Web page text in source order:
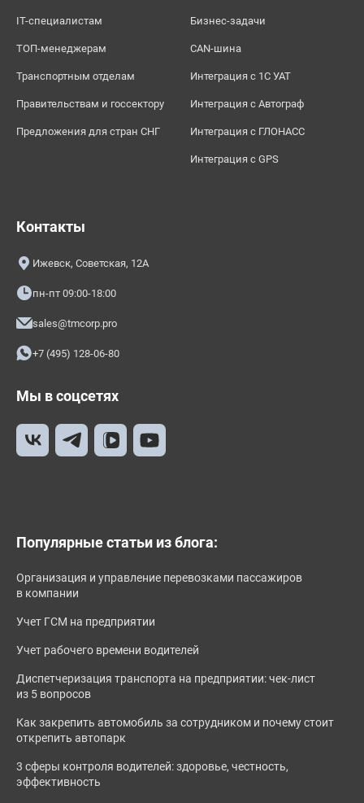
IT-специалистам
ТОП-менеджерам
Транспортным отделам
Правительствам и госсектору
Предложения для стран СНГ
Бизнес-задачи
CAN-шина
Интеграция с 1С УАТ
Интеграция с Автограф
Интеграция с ГЛОНАСС
Интеграция с GPS
Контакты
Ижевск, Советская, 12А
пн-пт 09:00-18:00
sales@tmcorp.pro
+7 (495) 128-06-80
Мы в соцсетях
Популярные статьи из блога:
Организация и управление перевозками пассажиров
в компании
Учет ГСМ на предприятии
Учет рабочего времени водителей
Диспетчеризация транспорта на предприятии: чек-лист
из 5 вопросов
Как закрепить автомобиль за сотрудником и почему стоит
открепить автопарк
3 сферы контроля водителей: здоровье, честность,
эффективность